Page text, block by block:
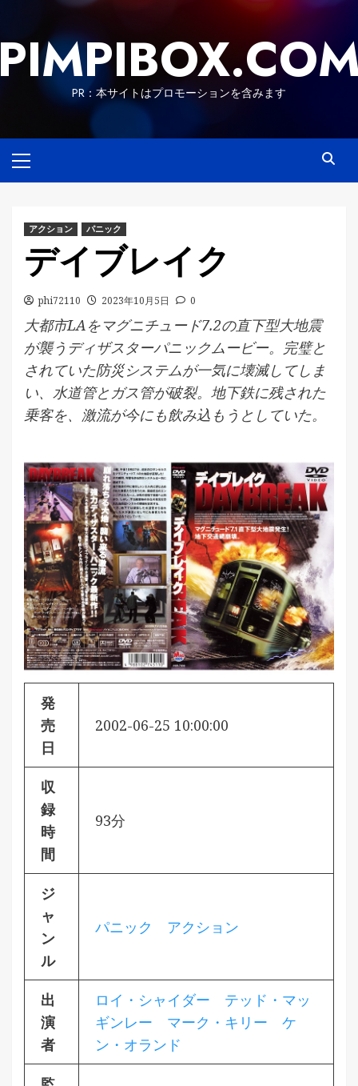
content
PR：本サイトはプロモーションを含みます
Menu
アクション パニック
デイブレイク
phi72110 2023年10月5日 0
大都市LAをマグニチュード7.2の直下型大地震
が襲うディザスターパニックムービー。完璧と
されていた防災システムが一気に壊滅してしま
い、水道管とガス管が破裂。地下鉄に残された
乗客を、激流が今にも飲み込もうとしていた。
発
売
日
2002-06-25 10:00:00
収
録
時
間
93分
ジ
ャ
ン
ル
パニック アクション
出
演
者
ロイ・シャイダー
テッド・マッ
ギンレー
マーク・キリー
ケ
ン・オランド